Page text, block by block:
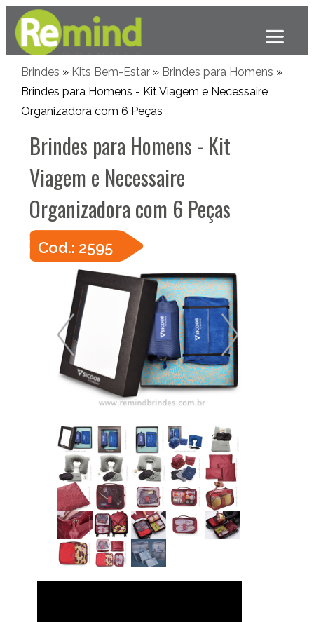
Brindes » Kits Bem-Estar» Brindes para Homens »
Brindes para Homens - Kit Viagem e Necessaire
Organizadora com 6 Peças
Brindes para Homens - Kit
Viagem e Necessaire
Organizadora com 6 Peças
Cod.: 2595